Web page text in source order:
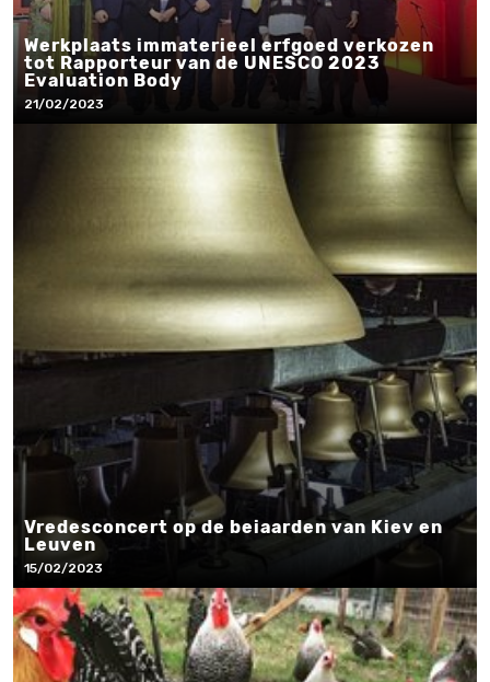
Werkplaats immaterieel erfgoed verkozen
tot Rapporteur van de UNESCO 2023
Evaluation Body
21/02/2023
Vredesconcert op de beiaarden van Kiev en
Leuven
15/02/2023